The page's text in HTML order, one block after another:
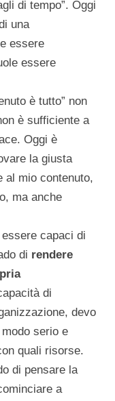
di tempo”. Oggi
una
essere
essere
è tutto” non
è sufficiente a
Oggi è
la giusta
al mio contenuto,
ma anche
capaci di
di rendere
di
devo
serio e
quali risorse.
di pensare la
a